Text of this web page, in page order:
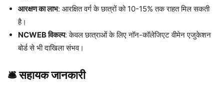
आरक्षण का लाभ: आरक्षित वर्ग के छात्रों को 10-15% तक राहत मिल सकती
है।
NCWEB विकल्प: केवल छात्राओं के लिए नॉन-कॉलेजिएट वीमेन एजुकेशन
बोर्ड से भी दाखिला संभव।
🛎️ सहायक जानकारी